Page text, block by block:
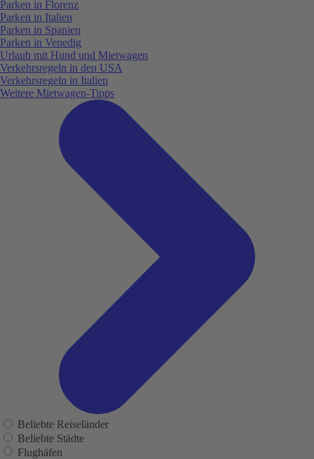
Parken in Florenz
Parken in Italien
Parken in Spanien
Parken in Venedig
Urlaub mit Hund und Mietwagen
Verkehrsregeln in den USA
Verkehrsregeln in Italien
Weitere Mietwagen-Tipps
Beliebte Reiseländer
Beliebte Städte
Flughäfen